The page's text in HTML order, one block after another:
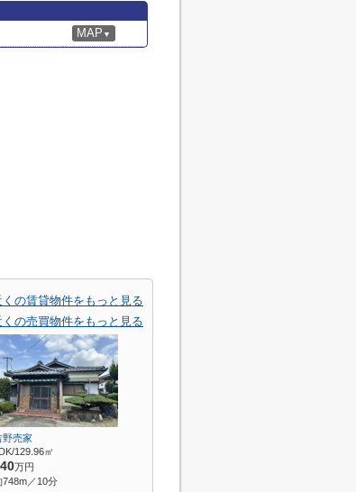
MAP ▼
の賃貸物件をもっと見る
の売買物件をもっと見る
野売家
129.96㎡
万円
748m／10分